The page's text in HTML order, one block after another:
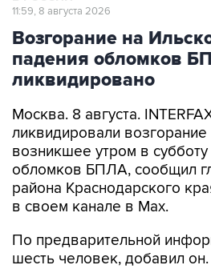
11:59, 8 августа 2026
Возгорание на
падения обломков
ликвидировано
Москва. 8 августа.
ликвидировали
возникшее утром в
обломков БПЛА, сообщил
района Краснодарского
в своем канале в Max.
По предварительной
шесть человек, добавил он.